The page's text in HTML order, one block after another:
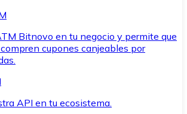
Bitnovo en tu negocio y permite que
cupones canjeables por
API en tu ecosistema.